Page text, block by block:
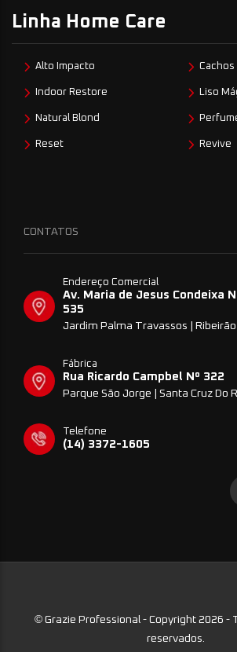
Linha Home Care
Alto Impacto Cachos
Indoor Restore Liso
Natural Blond
Reset Revive
CONTATOS
Endereço Comercial
Av. Maria de Jesus Condeixa
535
Jardim Palma Travassos |
Fábrica
Rua Ricardo Campbel Nº 322
Parque São Jorge | Santa Cruz Do
Telefone
(14) 3372-1605
© Grazie Professional - Copyright 2026 -
reservados.